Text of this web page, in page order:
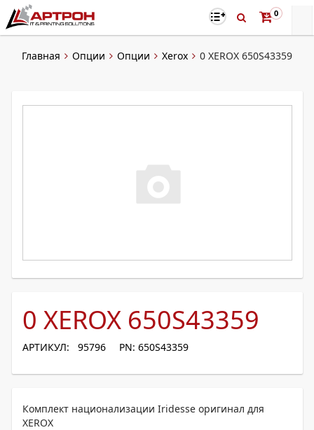
0
Главная Опции Опции Xerox 0 XEROX 650S43359
0 XEROX 650S43359
АРТИКУЛ: 95796 PN: 650S43359
Комплект национализации Iridesse оригинал для
XEROX